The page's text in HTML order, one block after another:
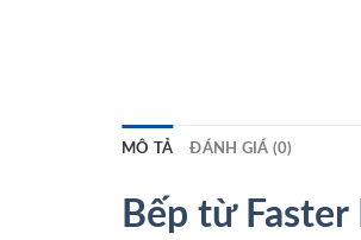
MÔ TẢ ĐÁNH GIÁ (0)
Bếp từ